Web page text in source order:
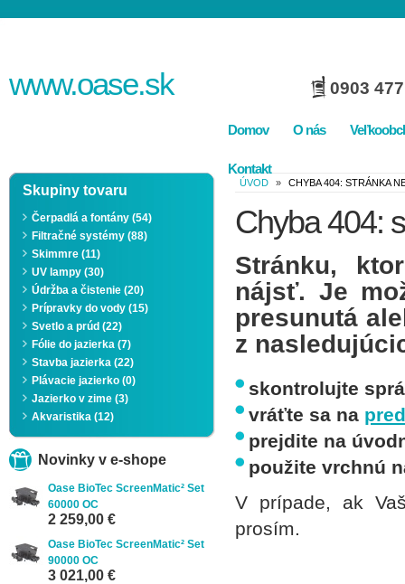
www.oase.sk 0903
Domov O nás
Kontakt
Skupiny tovaru
Čerpadlá a fontány (54)
Filtračné systémy (88)
Skimmre (11)
UV lampy (30)
Údržba a čistenie (20)
Prípravky do vody (15)
Svetlo a prúd (22)
Fólie do jazierka (7)
Stavba jazierka (22)
Plávacie jazierko (0)
Jazierko v zime (3)
Akvaristika (12)
Novinky v e-shope
Oase BioTec ScreenMatic² Set
60000 OC
2 259,00 €
Oase BioTec ScreenMatic² Set
90000 OC
3 021,00 €
ÚVOD » CHYBA 404: STRÁNKA
Chyba 404:
Stránku,
nájsť. Je
presunutá
z
skontrolujte
vráťte sa na
prejdite na
použite vrchnú
V prípade, ak
prosím.